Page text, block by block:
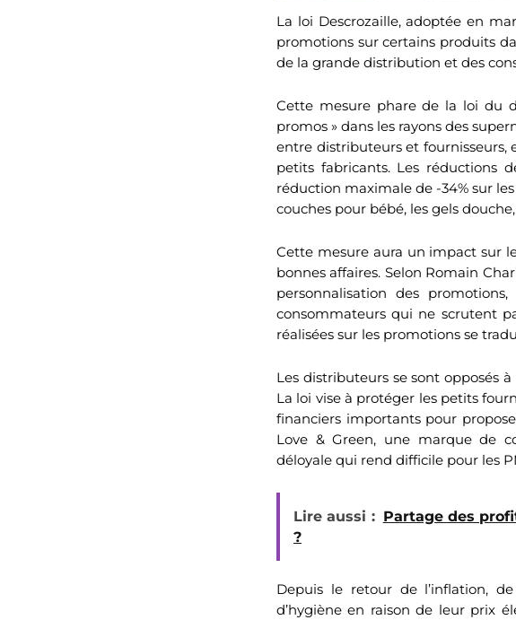
La loi Descrozaille, adoptée en
promotions sur certains produits
de la grande distribution et des
Cette mesure phare de la loi du
promos » dans les rayons des
entre distributeurs et fournisseurs,
petits fabricants. Les réductions
réduction maximale de -34% sur
couches pour bébé, les gels
Cette mesure aura un impact sur
bonnes affaires. Selon Romain
personnalisation des
consommateurs qui ne scrutent
réalisées sur les promotions se
Les distributeurs se sont opposés
La loi vise à protéger les petits
financiers importants pour
Love & Green, une marque de
déloyale qui rend difficile pour les
Lire aussi : Partage des
?
Depuis le retour de l’inflation,
d’hygiène en raison de leur prix